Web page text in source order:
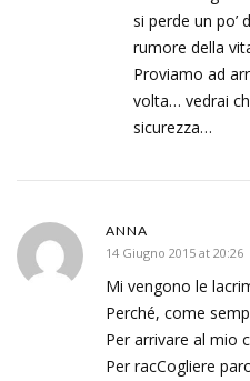
si perde un po’
rumore della
Proviamo ad
volta… vedrai
sicurezza…
ANNA
14 Giugno 2015 at 20:26
Mi vengono le
Perché, come
Per arrivare al mio
Per racCogliere